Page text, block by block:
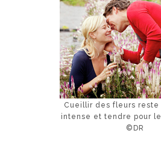
Cueillir des fleurs reste
intense et tendre pour
©DR